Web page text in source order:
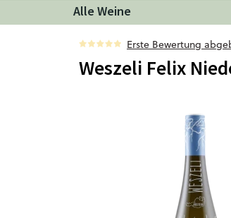
Alle Weine
Erste Bewertung
Weszeli Felix